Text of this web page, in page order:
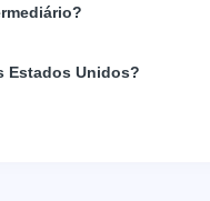
Estados Unidos?